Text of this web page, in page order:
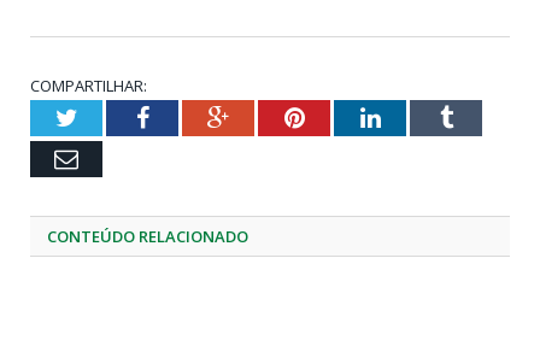
COMPARTILHAR:
TwitterFacebookGoogle+PinterestLinkedInTumblr
Email
CONTEÚDO RELACIONADO